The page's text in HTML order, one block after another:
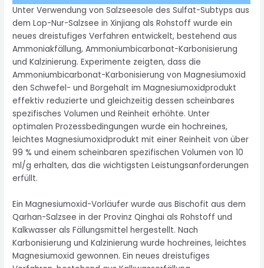
Unter Verwendung von Salzseesole des Sulfat-Subtyps aus
dem Lop-Nur-Salzsee in Xinjiang als Rohstoff wurde ein
neues dreistufiges Verfahren entwickelt, bestehend aus
Ammoniakfällung, Ammoniumbicarbonat-Karbonisierung
und Kalzinierung. Experimente zeigten, dass die
Ammoniumbicarbonat-Karbonisierung von Magnesiumoxid
den Schwefel- und Borgehalt im Magnesiumoxidprodukt
effektiv reduzierte und gleichzeitig dessen scheinbares
spezifisches Volumen und Reinheit erhöhte. Unter
optimalen Prozessbedingungen wurde ein hochreines,
leichtes Magnesiumoxidprodukt mit einer Reinheit von über
99 % und einem scheinbaren spezifischen Volumen von 10
ml/g erhalten, das die wichtigsten Leistungsanforderungen
erfüllt.
Ein Magnesiumoxid-Vorläufer wurde aus Bischofit aus dem
Qarhan-Salzsee in der Provinz Qinghai als Rohstoff und
Kalkwasser als Fällungsmittel hergestellt. Nach
Karbonisierung und Kalzinierung wurde hochreines, leichtes
Magnesiumoxid gewonnen. Ein neues dreistufiges